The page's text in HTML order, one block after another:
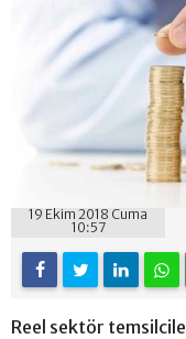
19 Ekim 2018 Cuma
10:57
Reel sektör